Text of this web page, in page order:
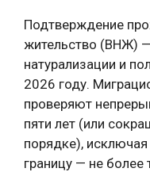
Подтверждение
жительство (ВНЖ) —
натурализации и
2026 году.
проверяют
пяти лет (или
порядке),
границу — не более